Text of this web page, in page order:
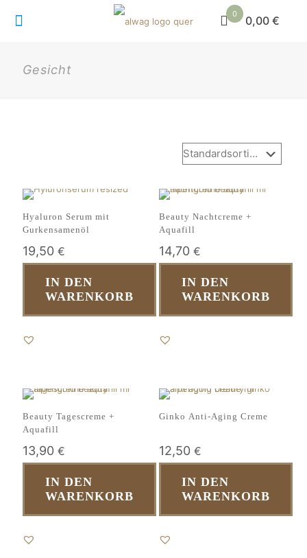
0 0,00 €
Gesicht
Hyaluron Serum mit
Gurkensamenöl
19,50 €
IN DEN
WARENKORB
Beauty Nachtcreme +
Aquafill
14,70 €
IN DEN
WARENKORB
Beauty Tagescreme +
Aquafill
13,90 €
IN DEN
WARENKORB
Ginko Anti-Aging Creme
12,50 €
IN DEN
WARENKORB